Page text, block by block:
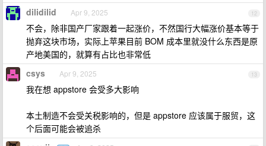
12
dilidilid Apr 9, 2025
不会，除非国产厂家跟着一起涨价，不然国行大幅涨价基本等于
抛弃这块市场，实际上苹果目前 BOM 成本里就没什么东西是原
产地美国的，就算有占比也非常低
13
csys Apr 9, 2025
我在想 appstore 会受多大影响
本土制造不会受关税影响的，但是 appstore 应该属于服贸，这
个后面可能会被追杀